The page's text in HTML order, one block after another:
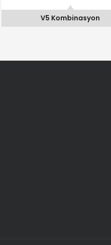
V5 Kombinasyon